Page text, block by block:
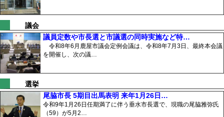
議会
議員定数や市長選と市議選の同時実施など特…
令和8年6月鹿屋市議会定例会議は、令和8年7月3日、最終本会議
を開催し、次の議…
選挙
尾脇市長 5期目出馬表明 来年1月26日…
令和9年1月26日任期満了に伴う垂水市長選で、現職の尾脇雅弥氏
（59）が5月2…